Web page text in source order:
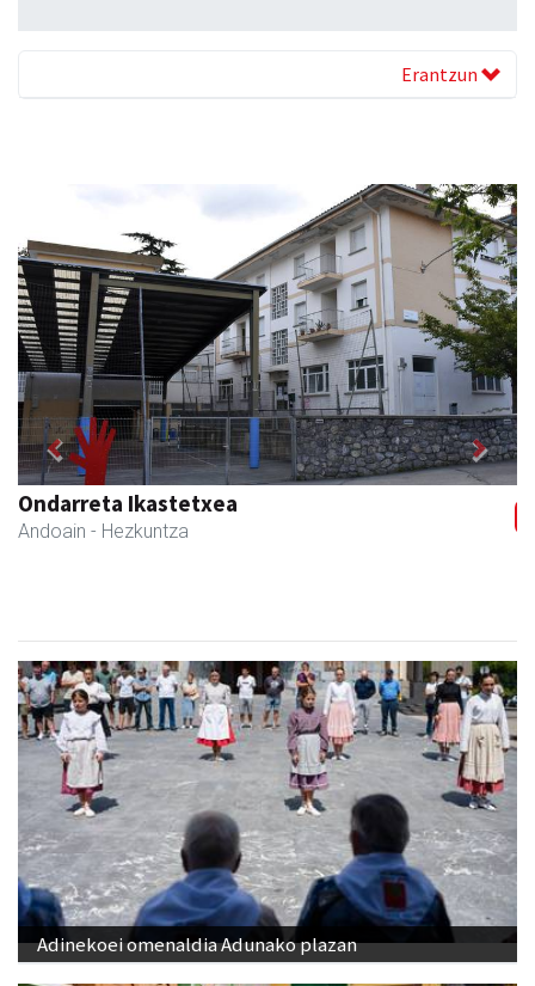
Erantzun
Ondarreta Ikastetxea
Andoain - Hezkuntza
Previous Next
Adinekoei omenaldia Adunako plazan